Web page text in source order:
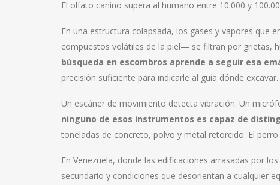
El olfato canino supera al humano entre 10.000 y
En una estructura colapsada, los gases y vapores
compuestos volátiles de la piel— se filtran por grietas,
búsqueda en escombros aprende a seguir esa
precisión suficiente para indicarle al guía dónde excavar.
Un escáner de movimiento detecta vibración. Un
ninguno de esos instrumentos es capaz de
toneladas de concreto, polvo y metal retorcido. El perro
En Venezuela, donde las edificaciones arrasadas por
secundario y condiciones que desorientan a cualquier